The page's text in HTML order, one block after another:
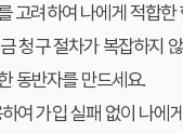
고려하여 나에게 적합
청구 절차가 복잡하지
동반자를 만드세요.
여 가입 실패 없이 나